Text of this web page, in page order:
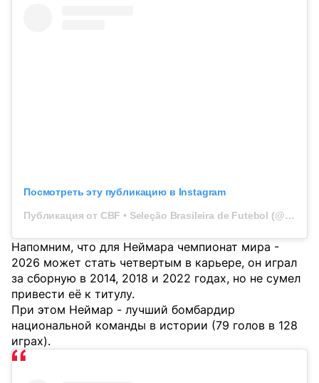
Посмотреть эту публикацию в Instagram
Публикация от CBF • Seleção Brasileira de Futebol (@brasil)
Напомним, что для Неймара чемпионат мира -
2026 может стать четвертым в карьере, он играл
за сборную в 2014, 2018 и 2022 годах, но не сумел
привести её к титулу.
При этом Неймар - лучший бомбардир
национальной команды в истории (79 голов в 128
играх).